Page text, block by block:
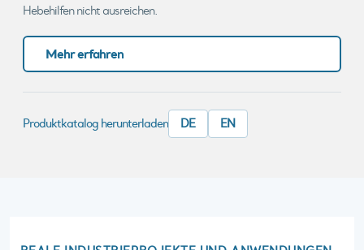
Hebehilfen nicht ausreichen.
Mehr erfahren
Produktkatalog herunterladen DE EN